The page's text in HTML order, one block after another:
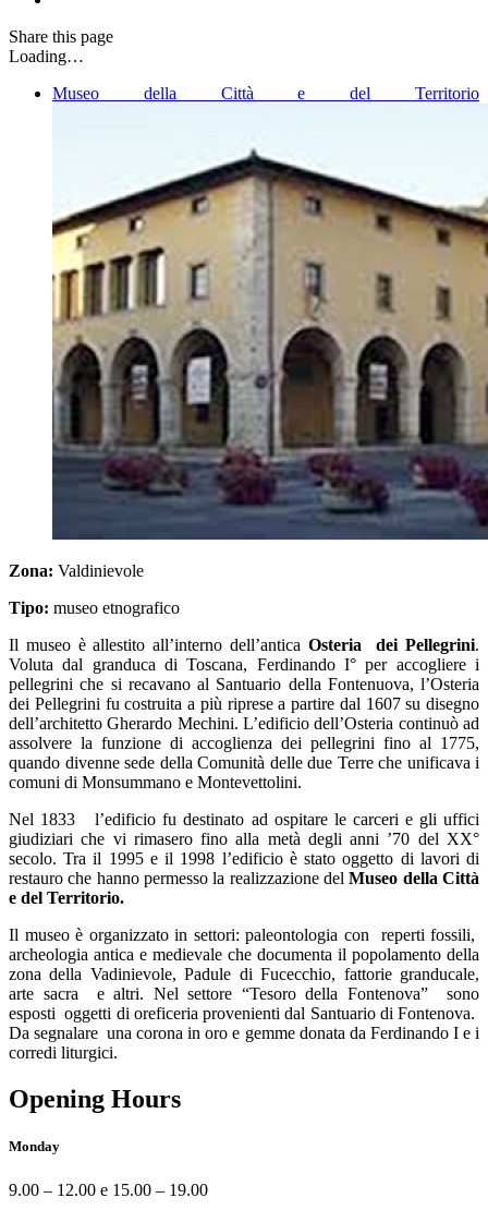
Share this page
Loading…
Museo della Città e del Territorio
Zona: Valdinievole
Tipo: museo etnografico
Il museo è allestito all’interno dell’antica Osteria dei Pellegrini.
Voluta dal granduca di Toscana, Ferdinando I° per accogliere i
pellegrini che si recavano al Santuario della Fontenuova, l’Osteria
dei Pellegrini fu costruita a più riprese a partire dal 1607 su disegno
dell’architetto Gherardo Mechini. L’edificio dell’Osteria continuò ad
assolvere la funzione di accoglienza dei pellegrini fino al 1775,
quando divenne sede della Comunità delle due Terre che unificava i
comuni di Monsummano e Montevettolini.
Nel 1833 l’edificio fu destinato ad ospitare le carceri e gli uffici
giudiziari che vi rimasero fino alla metà degli anni ’70 del XX°
secolo. Tra il 1995 e il 1998 l’edificio è stato oggetto di lavori di
restauro che hanno permesso la realizzazione delMuseo della Città
e del Territorio.
Il museo è organizzato in settori: paleontologia con reperti fossili,
archeologia antica e medievale che documenta il popolamento della
zona della Vadinievole, Padule di Fucecchio, fattorie granducale,
arte sacra e altri. Nel settore “Tesoro della Fontenova” sono
esposti oggetti di oreficeria provenienti dal Santuario di Fontenova.
Da segnalare una corona in oro e gemme donata da Ferdinando I e i
corredi liturgici.
Opening Hours
Monday
9.00 – 12.00 e 15.00 – 19.00